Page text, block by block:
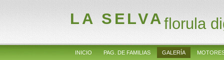
LA SELVAflorula
INICIO PAG. DE FAMILIAS GALERÍA